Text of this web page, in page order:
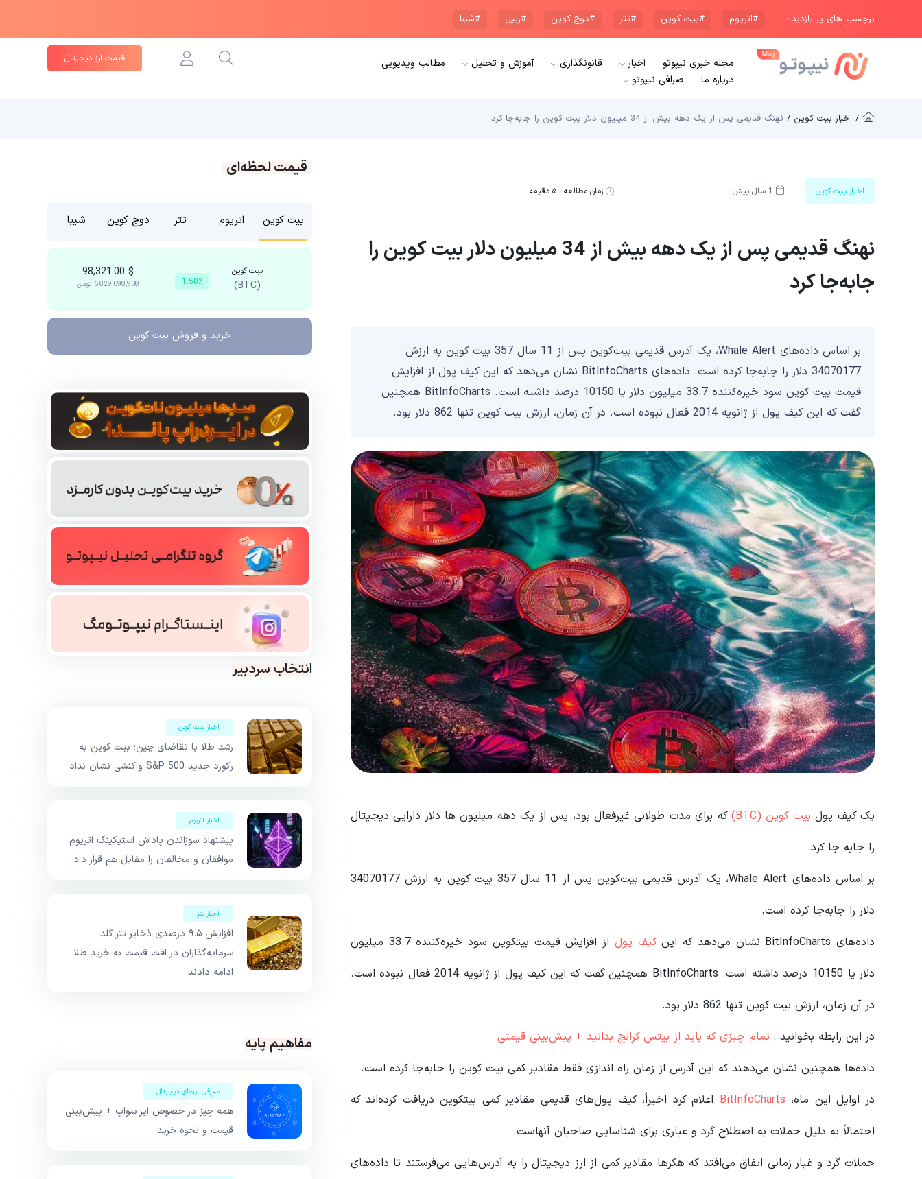
برچسب های پر بازدید : #اتریوم #بیت کوین #تتر #دوج کوین #ریپل #شیبا
مجله خبری نیپوتو اخبار قانونگذاری آموزش و تحلیل
مطالب ویدیویی
درباره ما
صرافی نیپوتو
قیمت ارز دیجیتال
/ اخبار بیت کوین / نهنگ قدیمی پس از یک دهه بیش از 34 میلیون دلار بیت کوین را جابه‌جا کرد
اخبار بیت کوین 1 سال پیش زمان مطالعه :۵ دقیقه
نهنگ قدیمی پس از یک دهه بیش از 34 میلیون دلار بیت کوین را
جابه‌جا کرد
بر اساس داده‌های Whale Alert، یک آدرس قدیمی بیت‌کوین پس از 11 سال 357 بیت کوین به ارزش
34070177 دلار را جابه‌جا کرده است. داده‌های BitInfoCharts نشان می‌دهد که این کیف پول از افزایش
قیمت بیت کوین سود خیره‌کننده 33.7 میلیون دلار یا 10150 درصد داشته است. BitInfoCharts همچنین
گفت که این کیف پول از ژانویه 2014 فعال نبوده است. در آن زمان، ارزش بیت کوین تنها 862 دلار بود.
یک کیف پول بیت کوین (BTC)
که برای مدت طولانی غیرفعال بود، پس از یک دهه میلیون ها دلار دارایی دیجیتال
را جابه جا کرد.
بر اساس داده‌های Whale Alert، یک آدرس قدیمی بیت‌کوین پس از 11 سال 357 بیت کوین به ارزش 34070177
دلار را جابه‌جا کرده است.
داده‌های BitInfoCharts نشان می‌دهد که این
کیف پول
از افزایش قیمت بیتکوین سود خیره‌کننده 33.7 میلیون
دلار یا 10150 درصد داشته است. BitInfoCharts همچنین گفت که این کیف پول از ژانویه 2014 فعال نبوده است.
در آن زمان، ارزش بیت کوین تنها 862 دلار بود.
در این رابطه بخوانید‌ : تمام چیزی که باید از بیتس کرانچ بدانید + پیش‌بینی قیمتی
داده‌ها همچنین نشان می‌دهند که این آدرس از زمان راه اندازی فقط مقادیر کمی بیت کوین را جابه‌جا کرده است.
در اوایل این ماه، BitInfoCharts اعلام کرد اخیراً، کیف پول‌های قدیمی مقادیر کمی بیتکوین دریافت کرده‌اند که
احتمالاً به دلیل حملات به اصطلاح گرد و غباری برای شناسایی صاحبان آنهاست.
حملات گرد و غبار زمانی اتفاق می‌افتد که هکرها مقادیر کمی از ارز دیجیتال را به آدرس‌هایی می‌فرستند تا داده‌های
قیمت لحظه‌ای
بیت کوین اتریوم تتر دوج کوین شیبا
بیت کوین
(BTC) 1.50٪
$
6,829,098,908 تومان
خرید و فروش بیت کوین
انتخاب سردبیر
اخبار بیت کوین
رشد طلا با تقاضای چین؛ بیت کوین به
رکورد جدید S&P 500 واکنشی نشان نداد
اخبار اتریوم
پیشنهاد سوزاندن پاداش استیکینگ اتریوم
موافقان و مخالفان را مقابل هم قرار داد
اخبار تتر
افزایش ۹.۵ درصدی ذخایر تتر گلد؛
سرمایه‌گذاران در افت قیمت به خرید طلا
ادامه دادند
مفاهیم پایه
معرفی ارزهای دیجیتال
همه چیز در خصوص ایر سواپ + پیش‌بینی
قیمت و نحوه خرید